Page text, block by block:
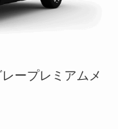
ープレミアムメ